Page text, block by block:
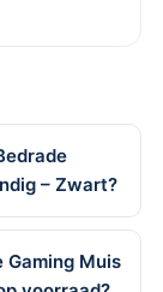
– Zwart?
Gaming Muis